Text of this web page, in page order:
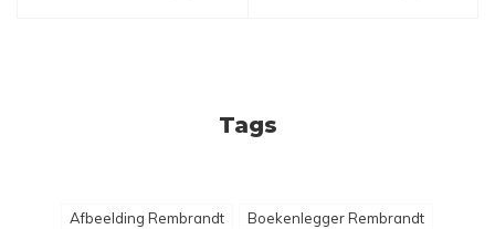
Tags
Afbeelding Rembrandt Boekenlegger Rembrandt